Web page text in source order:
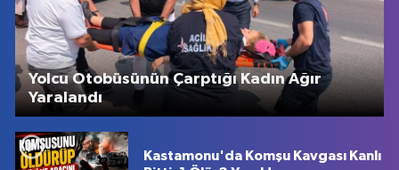
Yolcu Otobüsünün Çarptığı Kadın Ağır
Yaralandı
Kastamonu'da Komşu Kavgası Kanlı